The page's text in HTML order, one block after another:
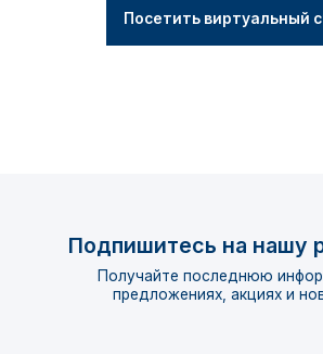
Посетить виртуальный
Подпишитесь на нашу
Получайте последнюю
предложениях, акциях и